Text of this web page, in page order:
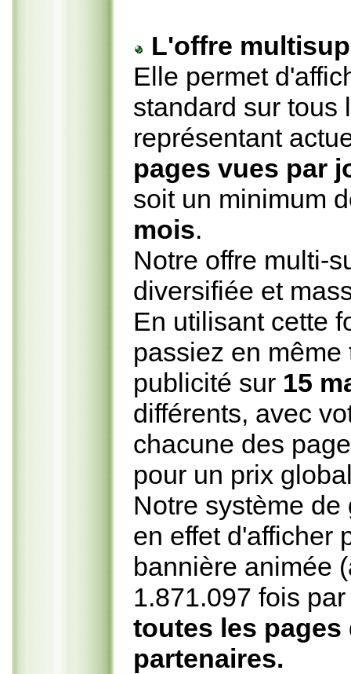
L'offre
Elle permet
standard sur tous
représentant
pages vues par
soit un minimum
mois.
Notre offre multi-
diversifiée et
En utilisant cette
passiez en
publicité sur 15
différents, avec
chacune des
pour un prix
Notre système
en effet d'afficher
bannière animée
1.871.097 fois
toutes les pages
partenaires.